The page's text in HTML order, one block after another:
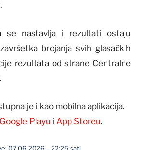
se nastavlja i rezultati ostaju
brojanja svih glasačkih
rezultata od strane Centralne
je i kao mobilna aplikacija.
Google Playu i App Storeu.
07.06.2026 – 22:25 sati